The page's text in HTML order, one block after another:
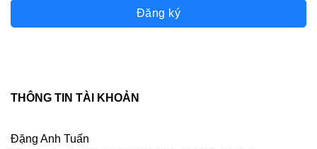
Đăng ký
THÔNG TIN TÀI KHOẢN
Đặng Anh Tuấn